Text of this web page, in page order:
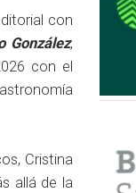
con
González,
con el
Cristina
allá de la